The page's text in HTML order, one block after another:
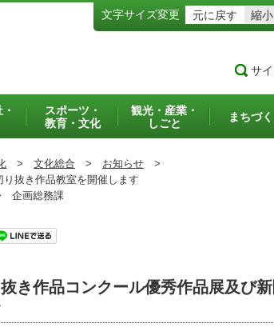
文字サイズ変更 元に戻す 縮小
サ
スポーツ・
教育・文化
観光・産業・
しごと
まちづく
> 文化総合 > お知らせ >
抜き作品教室を開催します
企画総務課
き作品コンクール優秀作品展及び